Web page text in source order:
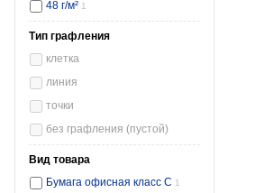
48 г/м² 1
Тип графления
клетка
линия
точки
без графления (пустой)
Вид товара
Бумага офисная класс C 1